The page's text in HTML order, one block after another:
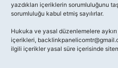
yazdıkları içeriklerin sorumluluğunu
sorumluluğu kabul etmiş sayılırlar.
Hukuka ve yasal düzenlemelere
içerikleri,
ilgili içerikler yasal süre içerisinde